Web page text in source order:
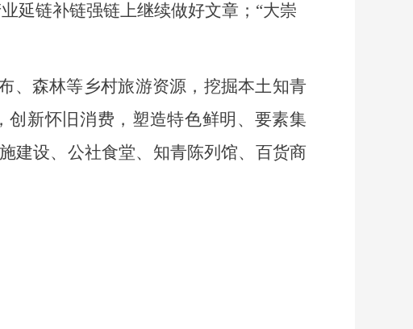
延链补链强链上继续做好文章；“大崇
、森林等乡村旅游资源，挖掘本土知青
创新怀旧消费， 塑造特色鲜明、要素集
建设、公社食堂、知青陈列馆、百货商